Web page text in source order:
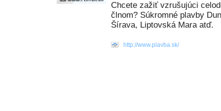
Chcete zažiť vzrušujúci
člnom? Súkromné plavby
Šírava, Liptovská Mara atď.
http://www.plavba.sk/